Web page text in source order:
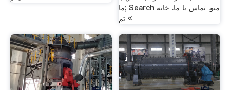
ما; Search منو. تماس با ما. خانه
» تم